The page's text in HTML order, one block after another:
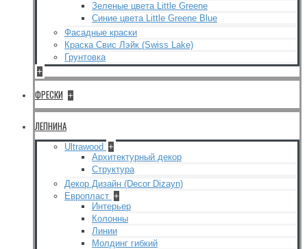
Зеленые цвета Little Greene
Синие цвета Little Greene Blue
Фасадные краски
Краска Свис Лэйк (Swiss Lake)
Грунтовка
+
ФРЕСКИ +
ЛЕПНИНА
Ultrawood +
Архитектурный декор
Структура
Декор Дизайн (Decor Dizayn)
Европласт +
Интерьер
Колонны
Линии
Молдинг гибкий